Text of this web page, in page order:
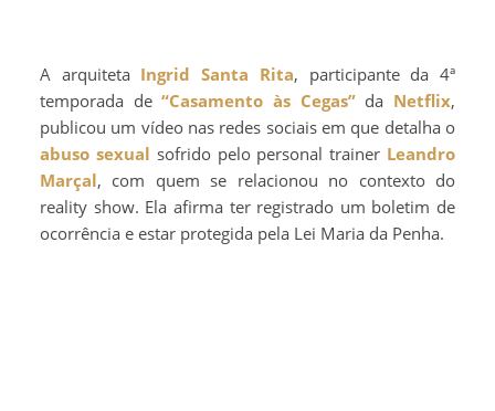
A arquiteta Ingrid Santa Rita, participante da 4ª
temporada de“Casamento às Cegas”da Netflix,
publicou um vídeo nas redes sociais em que detalha o
abuso sexual sofrido pelo personal trainer Leandro
Marçal, com quem se relacionou no contexto do
reality show. Ela afirma ter registrado um boletim de
ocorrência e estar protegida pela Lei Maria da Penha.